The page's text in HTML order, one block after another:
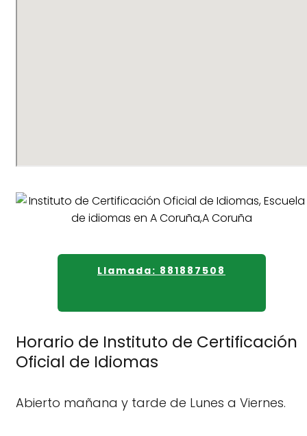
Llamada: 881887508
Horario de Instituto de Certificación
Oficial de Idiomas
Abierto mañana y tarde de Lunes a Viernes.